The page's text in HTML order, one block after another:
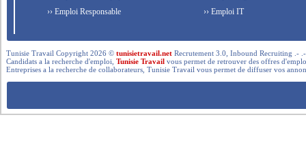
›› Emploi Responsable
›› Emploi IT
Tunisie Travail Copyright 2026 ©tunisietravail.net Recrutement 3.0, Inbound Recruiting .-
Candidats a la recherche d'emploi,Tunisie Travail vous permet de retrouver des offres
Entreprises a la recherche de collaborateurs, Tunisie Travail vous permet de diffuser vos